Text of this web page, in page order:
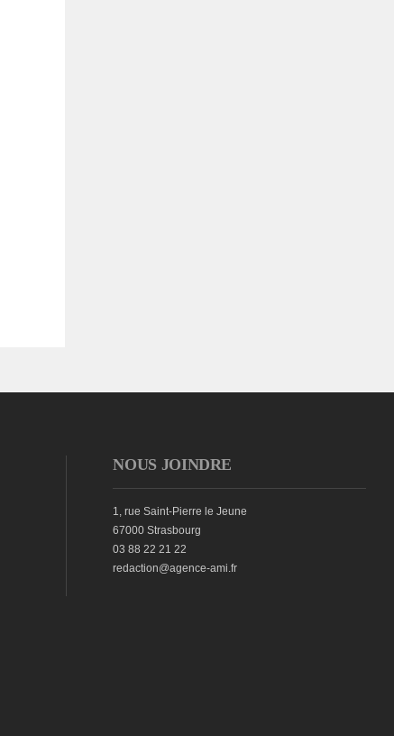
NOUS JOINDRE
1, rue Saint-Pierre le Jeune
67000 Strasbourg
03 88 22 21 22
redaction@agence-ami.fr